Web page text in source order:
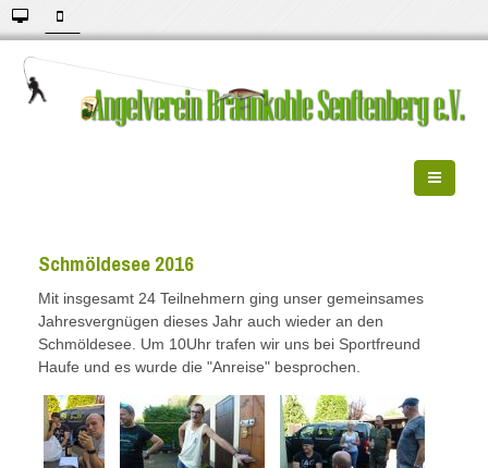
Schmöldesee 2016
Mit insgesamt 24 Teilnehmern ging unser gemeinsames
Jahresvergnügen dieses Jahr auch wieder an den
Schmöldesee. Um 10Uhr trafen wir uns bei Sportfreund
Haufe und es wurde die "Anreise" besprochen.